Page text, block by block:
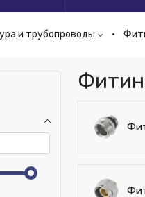
и трубопроводы